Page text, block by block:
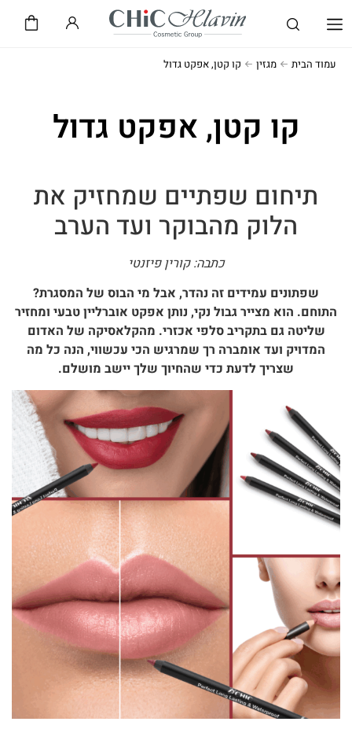
עמוד הבית מגזין קו קטן, אפקט גדול
קו קטן, אפקט גדול
תיחום שפתיים שמחזיק את
הלוק מהבוקר ועד הערב
כתבה: קורין פיזנטי
שפתונים עמידים זה נהדר, אבל מי הבוס של המסגרת?
התוחם. הוא מצייר גבול נקי, נותן אפקט אוברליין טבעי ומחזיר
שליטה גם בתקריב סלפי אכזרי. מהקלאסיקה של האדום
המדויק ועד אומברה רך שמרגיש הכי עכשווי, הנה כל מה
שצריך לדעת כדי שהחיוך שלך יישב מושלם.